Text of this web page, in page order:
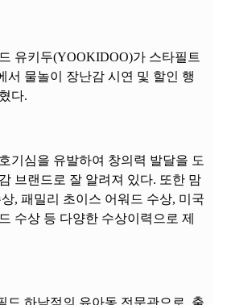
유키두(YOOKIDOO)가 스타필트
서 물놀이 장난감 시연 및 할인 행
다.
기심을 유발하여 창의력 발달을 도
브랜드로 잘 알려져 있다. 또한 맘
, 패밀리 초이스 어워드 수상, 미국
수상 등 다양한 수상이력으로 제
드 하남점의 유아동 전문관으로, 출